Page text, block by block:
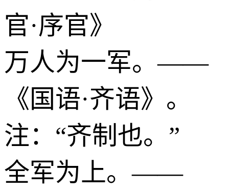
官·序官》
万人为一军。——
《国语·齐语》。
注：“齐制也。”
全军为上。——